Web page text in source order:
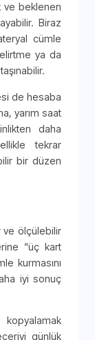
ve beklenen
Biraz
cümle
ya da
de hesaba
yarım saat
daha
tekrar
bir düzen
ve ölçülebilir
“üç kart
kurmasını
iyi sonuç
günlük